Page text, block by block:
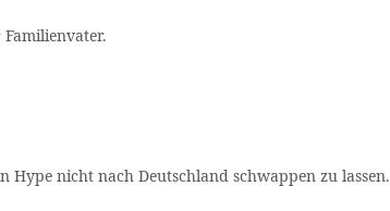
nicht nach Deutschland schwappen zu lassen.